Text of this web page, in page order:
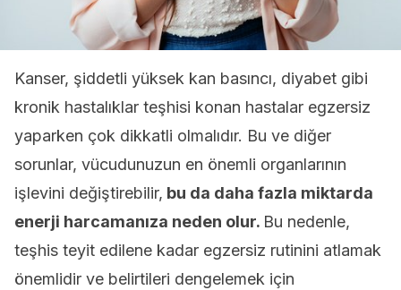
Kanser, şiddetli yüksek kan basıncı, diyabet gibi
kronik hastalıklar teşhisi konan hastalar egzersiz
yaparken çok dikkatli olmalıdır. Bu ve diğer
sorunlar, vücudunuzun en önemli organlarının
işlevini değiştirebilir, bu da daha fazla miktarda
enerji harcamanıza neden olur. Bu nedenle,
teşhis teyit edilene kadar egzersiz rutinini atlamak
önemlidir ve belirtileri dengelemek için